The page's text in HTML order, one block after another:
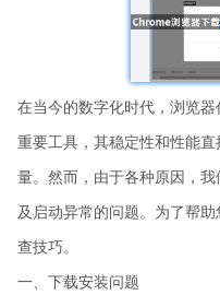
在当今的数字化时代，浏览
重要工具，其稳定性和性能
量。然而，由于各种原因，我
及启动异常的问题。为了帮
查技巧。
一、下载安装问题